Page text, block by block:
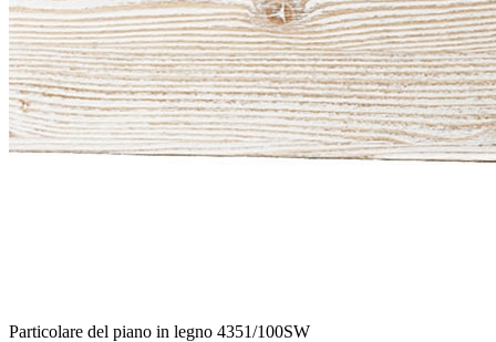
Particolare del piano in legno 4351/100SW